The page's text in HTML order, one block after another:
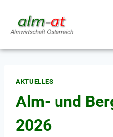
AKTUELLES
Alm- und
2026